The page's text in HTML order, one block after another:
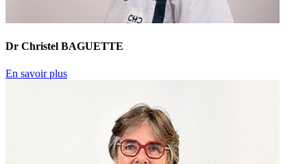
Dr Christel BAGUETTE
En savoir plus